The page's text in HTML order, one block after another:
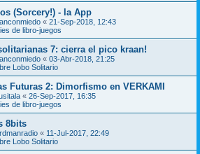
(Sorcery!) - la App
« 21-Sep-2018, 12:43
de libro-juegos
7: cierra el pico kraan!
« 03-Abr-2018, 21:25
Lobo Solitario
Futuras 2: Dimorfismo en VERKAMI
« 26-Sep-2017, 16:35
de libro-juegos
8bits
« 11-Jul-2017, 22:49
Lobo Solitario